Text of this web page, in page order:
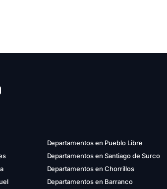
Departamentos en Pueblo Libre
Departamentos en Santiago de Surco
Departamentos en Chorrillos
Departamentos en Barranco